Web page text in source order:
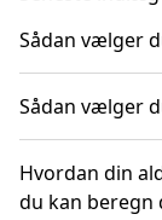
Sådan vælger
Sådan vælger
Hvordan din
du kan beregn